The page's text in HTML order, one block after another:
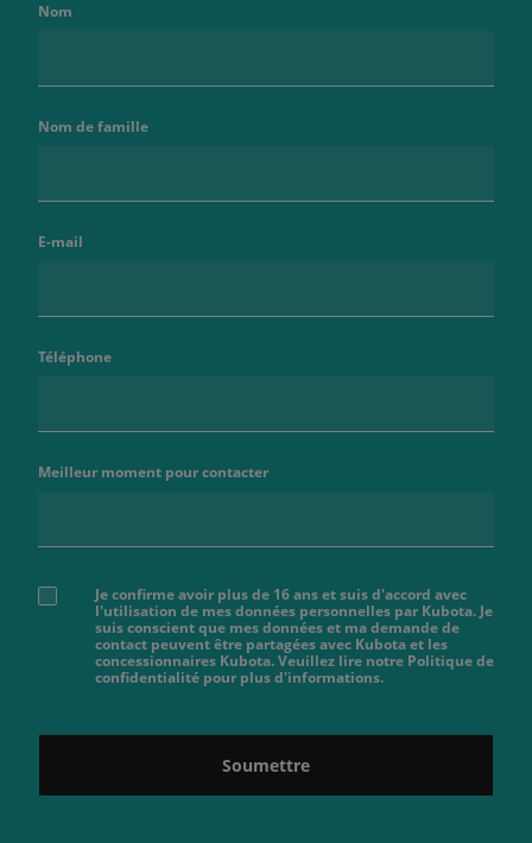
Nom
Nom de famille
E-mail
Téléphone
Meilleur moment pour contacter
Je confirme avoir plus de 16 ans et suis d'accord avec
l'utilisation de mes données personnelles par Kubota. Je
suis conscient que mes données et ma demande de
contact peuvent être partagées avec Kubota et les
concessionnaires Kubota. Veuillez lire notre Politique de
confidentialité pour plus d'informations.
Soumettre